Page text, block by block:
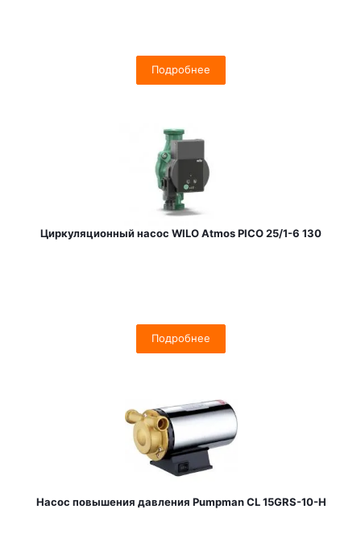
Подробнее
Циркуляционный насос WILO Atmos PICO 25/1-6 130
Подробнее
Насос повышения давления Pumpman CL 15GRS-10-H